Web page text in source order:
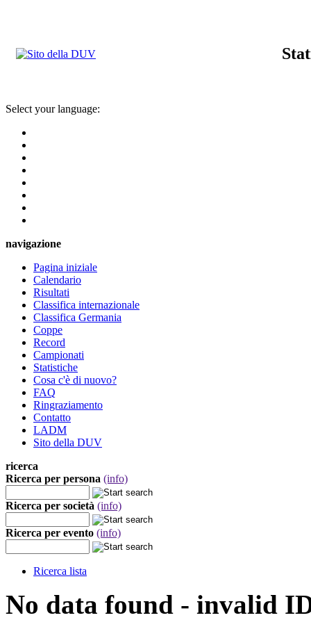
Select your language:
navigazione
Pagina iniziale
Calendario
Risultati
Classifica internazionale
Classifica Germania
Coppe
Record
Campionati
Statistiche
Cosa c'è di nuovo?
FAQ
Ringraziamento
Contatto
LADM
Sito della DUV
ricerca
Ricerca per persona (info)
Ricerca per società (info)
Ricerca per evento (info)
Ricerca lista
No data found - invalid